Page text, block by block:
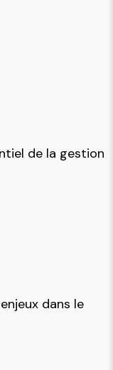
de la gestion
dans le